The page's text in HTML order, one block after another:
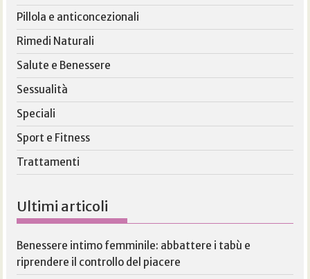
Pillola e anticoncezionali
Rimedi Naturali
Salute e Benessere
Sessualità
Speciali
Sport e Fitness
Trattamenti
Ultimi articoli
Benessere intimo femminile: abbattere i tabù e
riprendere il controllo del piacere